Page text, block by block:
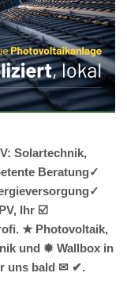
Solartechnik,
Beratung✓
Ihr ☑️
★ Photovoltaik,
und ✹ Wallbox in
uns bald ✉ ✔.